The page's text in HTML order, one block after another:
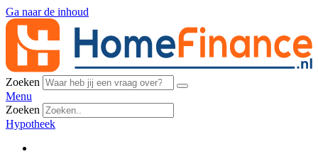
Ga naar de inhoud
Zoeken
Menu
Zoeken
Hypotheek